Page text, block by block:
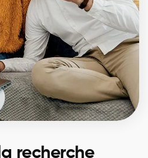
recherche